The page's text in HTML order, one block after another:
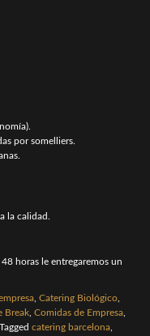
por somelliers.
la calidad.
horas le entregaremos un
Catering Biológico
Break Comidas de Empresa
Tagged catering barcelona